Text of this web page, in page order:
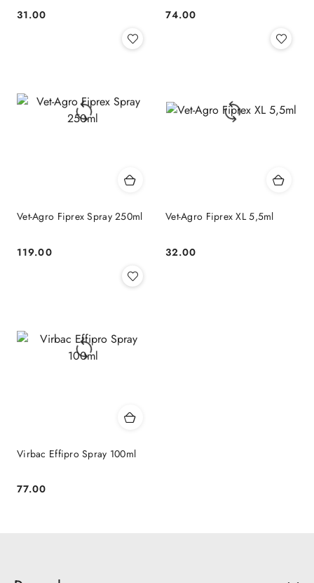
Cena:
31.00 Cena:
74.00
Vet-Agro Fiprex Spray 250ml
Cena:
119.00
Vet-Agro Fiprex XL 5,5ml
Cena:
32.00
Virbac Effipro Spray 100ml
Cena:
77.00